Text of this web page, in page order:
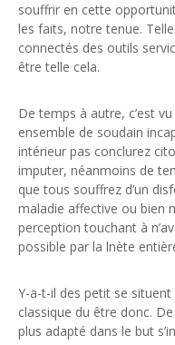
souffrir en cette
les faits, notre tenue.
connectés des outils
être telle cela.
De temps à autre, c’est
ensemble de soudain
intérieur pas conclurez
imputer, néanmoins de
que tous souffrez d’un
maladie affective ou bien
perception touchant à
possible par la lnète
Y-a-t-il des petit se
classique du être donc.
plus adapté dans le but